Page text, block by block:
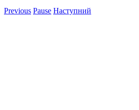
Previous Pause Наступний